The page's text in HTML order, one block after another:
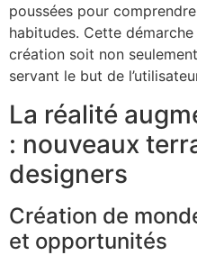
poussées pour
habitudes. Cette
création soit non
servant le but de
La réalité
: nouveaux
designers
Création de
et opportunités